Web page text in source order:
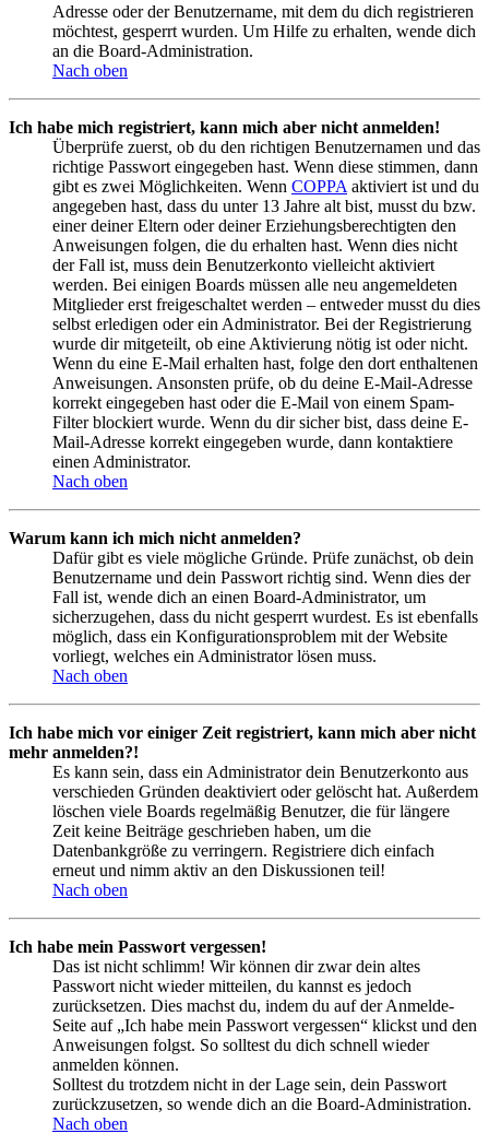
Adresse oder der Benutzername, mit dem du dich registrieren
möchtest, gesperrt wurden. Um Hilfe zu erhalten, wende dich
an die Board-Administration.
Nach oben
Ich habe mich registriert, kann mich aber nicht anmelden!
Überprüfe zuerst, ob du den richtigen Benutzernamen und das
richtige Passwort eingegeben hast. Wenn diese stimmen, dann
gibt es zwei Möglichkeiten. Wenn COPPA aktiviert ist und du
angegeben hast, dass du unter 13 Jahre alt bist, musst du bzw.
einer deiner Eltern oder deiner Erziehungsberechtigten den
Anweisungen folgen, die du erhalten hast. Wenn dies nicht
der Fall ist, muss dein Benutzerkonto vielleicht aktiviert
werden. Bei einigen Boards müssen alle neu angemeldeten
Mitglieder erst freigeschaltet werden – entweder musst du dies
selbst erledigen oder ein Administrator. Bei der Registrierung
wurde dir mitgeteilt, ob eine Aktivierung nötig ist oder nicht.
Wenn du eine E-Mail erhalten hast, folge den dort enthaltenen
Anweisungen. Ansonsten prüfe, ob du deine E-Mail-Adresse
korrekt eingegeben hast oder die E-Mail von einem Spam-
Filter blockiert wurde. Wenn du dir sicher bist, dass deine E-
Mail-Adresse korrekt eingegeben wurde, dann kontaktiere
einen Administrator.
Nach oben
Warum kann ich mich nicht anmelden?
Dafür gibt es viele mögliche Gründe. Prüfe zunächst, ob dein
Benutzername und dein Passwort richtig sind. Wenn dies der
Fall ist, wende dich an einen Board-Administrator, um
sicherzugehen, dass du nicht gesperrt wurdest. Es ist ebenfalls
möglich, dass ein Konfigurationsproblem mit der Website
vorliegt, welches ein Administrator lösen muss.
Nach oben
Ich habe mich vor einiger Zeit registriert, kann mich aber nicht
mehr anmelden?!
Es kann sein, dass ein Administrator dein Benutzerkonto aus
verschieden Gründen deaktiviert oder gelöscht hat. Außerdem
löschen viele Boards regelmäßig Benutzer, die für längere
Zeit keine Beiträge geschrieben haben, um die
Datenbankgröße zu verringern. Registriere dich einfach
erneut und nimm aktiv an den Diskussionen teil!
Nach oben
Ich habe mein Passwort vergessen!
Das ist nicht schlimm! Wir können dir zwar dein altes
Passwort nicht wieder mitteilen, du kannst es jedoch
zurücksetzen. Dies machst du, indem du auf der Anmelde-
Seite auf „Ich habe mein Passwort vergessen“ klickst und den
Anweisungen folgst. So solltest du dich schnell wieder
anmelden können.
Solltest du trotzdem nicht in der Lage sein, dein Passwort
zurückzusetzen, so wende dich an die Board-Administration.
Nach oben